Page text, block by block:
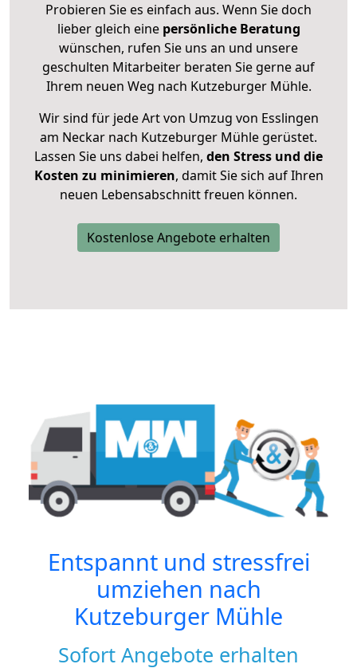
Probieren Sie es einfach aus. Wenn Sie doch
lieber gleich eine persönliche Beratung
wünschen, rufen Sie uns an und unsere
geschulten Mitarbeiter beraten Sie gerne auf
Ihrem neuen Weg nach Kutzeburger Mühle.
Wir sind für jede Art von Umzug von Esslingen
am Neckar nach Kutzeburger Mühle gerüstet.
Lassen Sie uns dabei helfen, den Stress und die
Kosten zu minimieren, damit Sie sich auf Ihren
neuen Lebensabschnitt freuen können.
Kostenlose Angebote erhalten
Entspannt und stressfrei
umziehen nach
Kutzeburger Mühle
Sofort Angebote erhalten